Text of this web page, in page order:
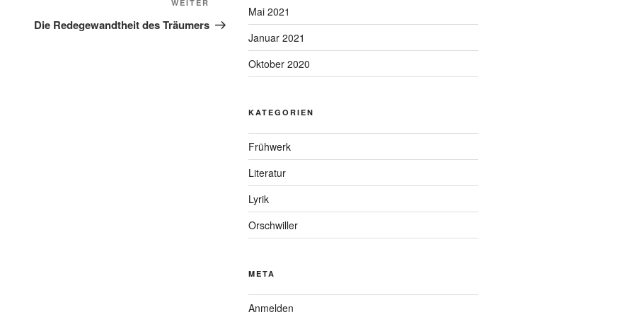
Nächster
Beitrag
WEITER
Die Redegewandtheit des Träumers
Mai 2021
Januar 2021
Oktober 2020
KATEGORIEN
Frühwerk
Literatur
Lyrik
Orschwiller
META
Anmelden